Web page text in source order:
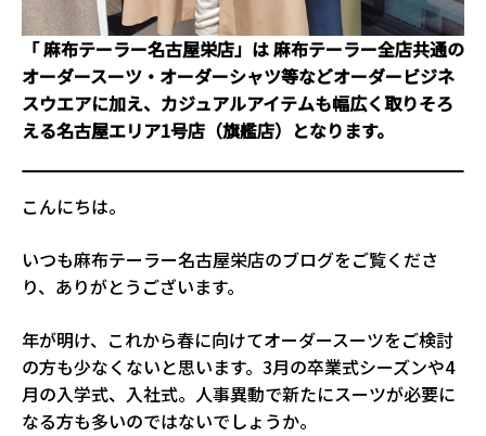
「 麻布テーラー名古屋栄店」は麻布テーラー全店共通の
オーダースーツ・オーダーシャツ等などオーダービジネ
スウエアに加え、カジュアルアイテムも幅広く取りそろ
える名古屋エリア1号店（旗艦店）となります。
こんにちは。
いつも麻布テーラー名古屋栄店のブログをご覧くださ
り、ありがとうございます。
年が明け、これから春に向けてオーダースーツをご検討
の方も少なくないと思います。3月の卒業式シーズンや4
月の入学式、入社式。人事異動で新たにスーツが必要に
なる方も多いのではないでしょうか。